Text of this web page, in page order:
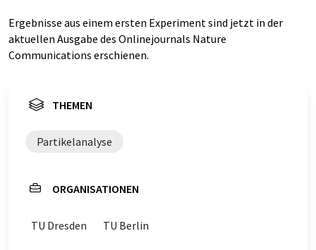
Ergebnisse aus einem ersten Experiment sind jetzt in der
aktuellen Ausgabe des Onlinejournals Nature
Communications erschienen.
THEMEN
Partikelanalyse
ORGANISATIONEN
TU Dresden TU Berlin